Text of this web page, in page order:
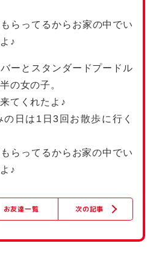
らってるからお家の中でい
♪
ーとスタンダードプードル
の女の子。
てくれたよ♪
日は1日3回お散歩に行く
らってるからお家の中でい
♪
次の記事
お友達一覧